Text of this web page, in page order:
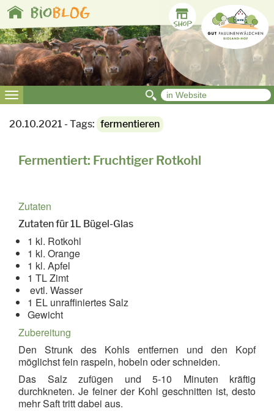
Toggle
navigation
bioBLOG
Toggle
navigation
20.10.2021 - Tags: fermentieren
Fermentiert: Fruchtiger Rotkohl
Zutaten
Zutaten für 1L Bügel-Glas
1 kl. Rotkohl
1 kl. Orange
1 kl. Apfel
1 TL Zimt
evtl. Wasser
1 EL unraffiniertes Salz
Gewicht
Zubereitung
Den Strunk des Kohls entfernen und den Kopf
möglichst fein raspeln, hobeln oder schneiden.
Das Salz zufügen und 5-10 Minuten kräftig
durchkneten. Je feiner der Kohl geschnitten ist, desto
mehr Saft tritt dabei aus.